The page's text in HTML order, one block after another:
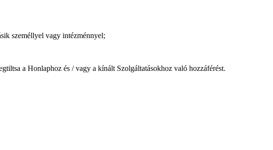
személlyel vagy intézménnyel;
a Honlaphoz és / vagy a kínált Szolgáltatásokhoz való hozzáférést.